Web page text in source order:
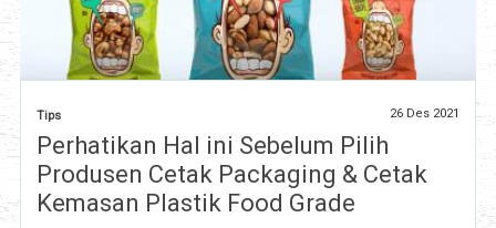
Tips 26 Des 2021
Perhatikan Hal ini Sebelum Pilih
Produsen Cetak Packaging & Cetak
Kemasan Plastik Food Grade